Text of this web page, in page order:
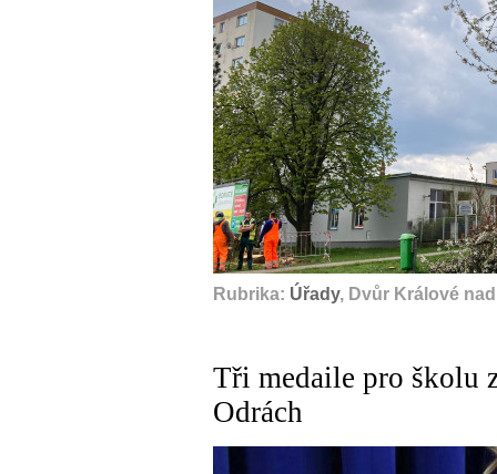
Rubrika: Úřady, Dvůr Králové
Tři medaile pro školu
Odrách